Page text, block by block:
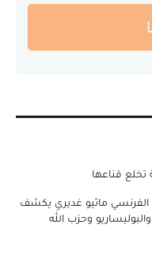
تخلع قناعها
ماثيو غديري يكشف
وحزب الله